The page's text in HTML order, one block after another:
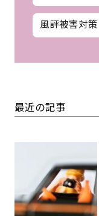
風評被害対
最近の記事